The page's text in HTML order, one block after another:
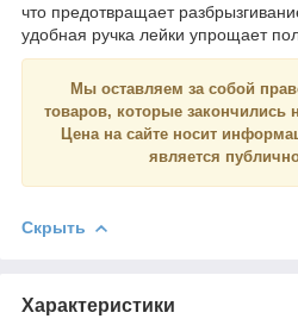
что предотвращает
удобная ручка лейки упрощает
Мы оставляем за собой
товаров, которые закончились
Цена на сайте носит
является
Скрыть
Характеристики